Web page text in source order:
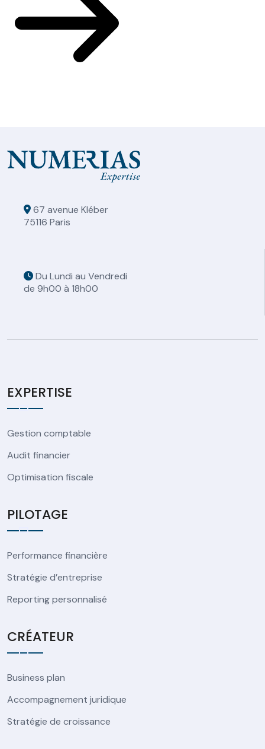
67 avenue Kléber
75116 Paris
Du Lundi au Vendredi
de 9h00 à 18h00
EXPERTISE
Gestion comptable
Audit financier
Optimisation fiscale
PILOTAGE
Performance financière
Stratégie d’entreprise
Reporting personnalisé
CRÉATEUR
Business plan
Accompagnement juridique
Stratégie de croissance